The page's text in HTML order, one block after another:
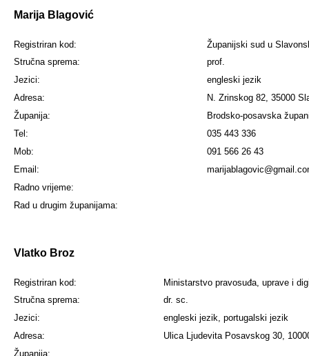
Marija Blagović
Registriran kod:
Županijski sud u
Stručna sprema:
prof.
Jezici:
engleski jezik
Adresa:
N. Zrinskog 82, 35000
Županija:
Brodsko-posavska
Tel:
035 443 336
Mob:
091 566 26 43
Email:
Radno vrijeme:
Rad u drugim županijama:
Vlatko Broz
Registriran kod:
Ministarstvo pravosuđa, uprave i
Stručna sprema:
dr. sc.
Jezici:
engleski jezik, portugalski jezik
Adresa:
Ulica Ljudevita Posavskog 30,
Županija: